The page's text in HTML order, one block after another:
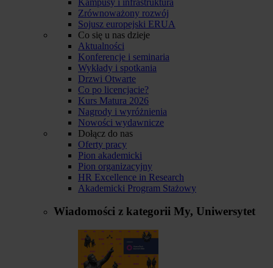
Zrównoważony rozwój
Sojusz europejski ERUA
Co się u nas dzieje
Aktualności
Konferencje i seminaria
Wykłady i spotkania
Drzwi Otwarte
Co po licencjacie?
Kurs Matura 2026
Nagrody i wyróżnienia
Nowości wydawnicze
Dołącz do nas
Oferty pracy
Pion akademicki
Pion organizacyjny
HR Excellence in Research
Akademicki Program Stażowy
Wiadomości z kategorii My, Uniwersytet